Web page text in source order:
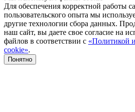
Для обеспечения корректной работы
пользовательского опыта мы
другие технологии сбора данных.
наш сайт, вы даете свое согласие на
файлов в соответствии с «Политикой
cookie».
Понятно